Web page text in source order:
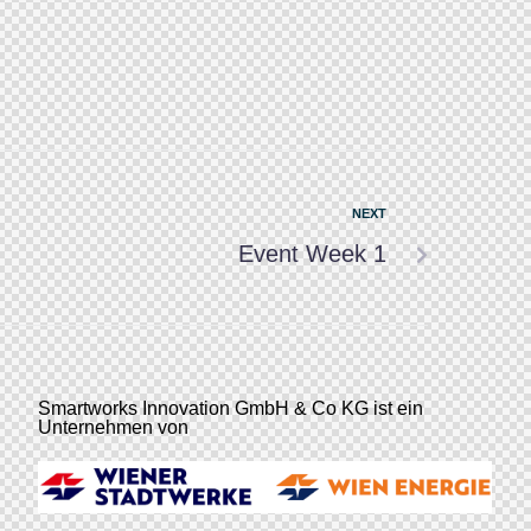
NEXT
Event Week 1
Smartworks Innovation GmbH & Co KG ist ein
Unternehmen von